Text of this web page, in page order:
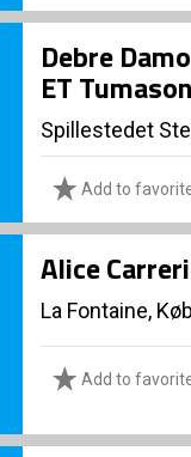
Debre
ET
Spillestedet
Add to
Alice
La Fontaine,
Add to